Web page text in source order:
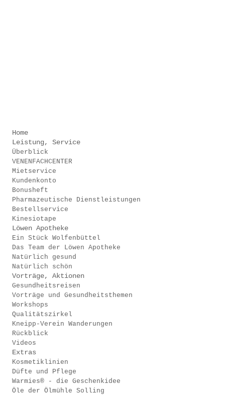
Home
Leistung, Service
Überblick
VENENFACHCENTER
Mietservice
Kundenkonto
Bonusheft
Pharmazeutische Dienstleistungen
Bestellservice
Kinesiotape
Löwen Apotheke
Ein Stück Wolfenbüttel
Das Team der Löwen Apotheke
Natürlich gesund
Natürlich schön
Vorträge, Aktionen
Gesundheitsreisen
Vorträge und Gesundheitsthemen
Workshops
Qualitätszirkel
Kneipp-Verein Wanderungen
Rückblick
Videos
Extras
Kosmetiklinien
Düfte und Pflege
Warmies® - die Geschenkidee
Öle der Ölmühle Solling